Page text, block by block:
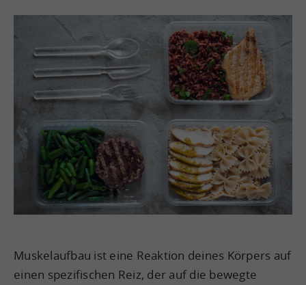
Muskelaufbau ist eine Reaktion deines Körpers auf
einen spezifischen Reiz, der auf die bewegte